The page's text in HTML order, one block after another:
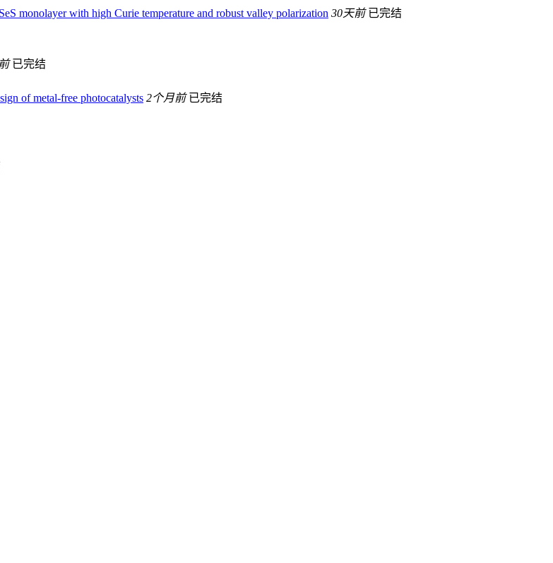
monolayer with high Curie temperature and robust valley polarization 30天前 已完结
已完结
of metal-free photocatalysts 2个月前 已完结